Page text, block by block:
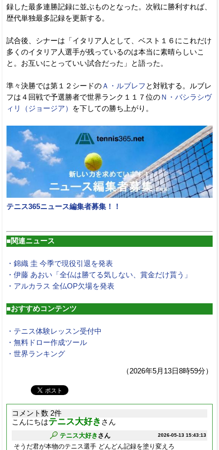
録した最多連勝記録に並ぶものとなった。次戦に勝利すれば、
歴代単独最多記録を更新する。
試合後、シナーは「イタリア人として、ベスト１６にこれだけ
多くのイタリア人選手が残っているのは本当に素晴らしいこ
と。お互いにとっていい試合だった」と語った。
準々決勝では第１２シードのＡ・ルブレフ と対戦する。ルブレ
フは４回戦で予選勝者で世界ランク１１７位のＮ・バシラシヴ
ィリ（ジョージア）
を下しての勝ち上がり。
テニス365ニュース編集者募集！！
■関連ニュース
・錦織 圭 今季で現役引退を発表
・伊藤 あおい「全仏は勝てる気しない、賞金だけ貰う」
・アルカラス 全仏OP欠場を発表
■おすすめコンテンツ
・テニス体験レッスン受付中
・無料ドロー作成ツール
・世界ランキング
（2026年5月13日8時59分）
コメント数 2件
こんにちはテニス大好き さん
2026-05-13 15:43:13
テニス大好き さん
そうだ君が本物のテニス選手 どんどん記録を塗り変えろ